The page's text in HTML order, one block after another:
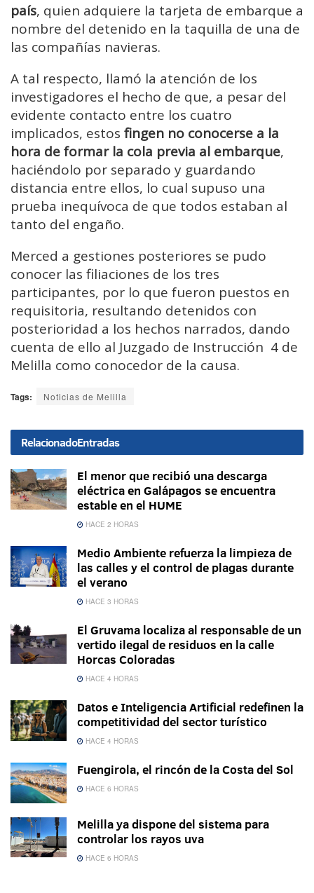
país, quien adquiere la tarjeta de embarque a
nombre del detenido en la taquilla de una de
las compañías navieras.
A tal respecto, llamó la atención de los
investigadores el hecho de que, a pesar del
evidente contacto entre los cuatro
implicados, estos fingen no conocerse a la
hora de formar la cola previa al embarque,
haciéndolo por separado y guardando
distancia entre ellos, lo cual supuso una
prueba inequívoca de que todos estaban al
tanto del engaño.
Merced a gestiones posteriores se pudo
conocer las filiaciones de los tres
participantes, por lo que fueron puestos en
requisitoria, resultando detenidos con
posterioridad a los hechos narrados, dando
cuenta de ello al Juzgado de Instrucción 4 de
Melilla como conocedor de la causa.
Tags: Noticias de Melilla
RelacionadoEntradas
El menor que recibió una descarga
eléctrica en Galápagos se encuentra
estable en el HUME
HACE 2 HORAS
Medio Ambiente refuerza la limpieza de
las calles y el control de plagas durante
el verano
HACE 3 HORAS
El Gruvama localiza al responsable de un
vertido ilegal de residuos en la calle
Horcas Coloradas
HACE 4 HORAS
Datos e Inteligencia Artificial redefinen la
competitividad del sector turístico
HACE 4 HORAS
Fuengirola, el rincón de la Costa del Sol
HACE 6 HORAS
Melilla ya dispone del sistema para
controlar los rayos uva
HACE 6 HORAS